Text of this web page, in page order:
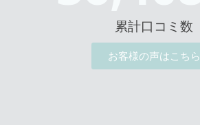
累計口コミ数
お客様の声はこちら